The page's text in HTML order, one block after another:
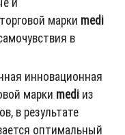
марки medi
в
инновационная
марки medi из
в результате
оптимальный